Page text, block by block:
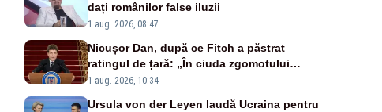
dați românilor false iluzii
1 aug. 2026, 08:47
Nicușor Dan, după ce Fitch a păstrat
ratingul de țară: „În ciuda zgomotului
politic, România funcționează”
1 aug. 2026, 10:34
Ursula von der Leyen laudă Ucraina pentru